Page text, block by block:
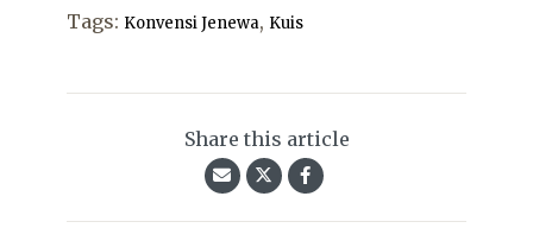
Tags: Konvensi Jenewa, Kuis
Share this article